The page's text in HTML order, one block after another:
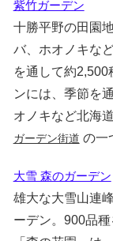
紫竹ガーデン
十勝平野の田園
バ、ホオノキな
を通して約
ンには、季節を
オノキなど北海
ガーデン街道 の一
大雪 森のガーデン
雄大な大雪山連
ーデン。900品